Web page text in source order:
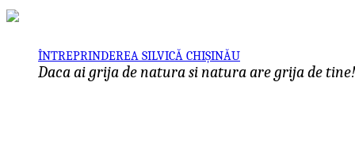
ÎNTREPRINDEREA SILVICĂ CHIȘINĂU
Daca ai grija de natura si natura are grija de tine!